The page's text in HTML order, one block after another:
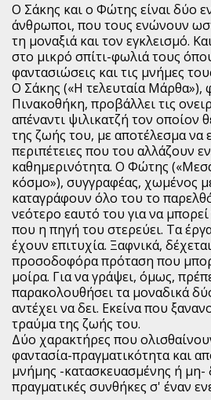
Ο Σάκης και ο Φώτης είναι δύο
άνθρωποι, που τους ενώνουν
τη μοναξιά και τον εγκλεισμό.
στο μικρό σπίτι-φωλιά τους
φαντασιώσεις και τις μνήμες
Ο Σάκης («Η τελευταία Μάρθα»),
Πινακοθήκη, προβάλλει τις
απέναντι ψιλικατζή τον οποίον
της ζωής του, με αποτέλεσμα να
περιπέτειες που του αλλάζουν
καθημερινότητα. Ο Φώτης
κόσμο»), συγγραφέας, χωμένος
καταγράφουν όλο του το
νεότερο εαυτό του για να
που η πηγή του στερεύει. Τα
έχουν επιτυχία. Ξαφνικά,
προσοδοφόρα πρόταση που
μοίρα. Για να γράψει, όμως,
παρακολουθήσει τα μοναδικά
αντέχει να δει. Εκείνα που
τραύμα της ζωής του.
Δύο χαρακτήρες που
φαντασία-πραγματικότητα και
μνήμης -κατασκευασμένης ή μη-
πραγματικές συνθήκες σ' έναν